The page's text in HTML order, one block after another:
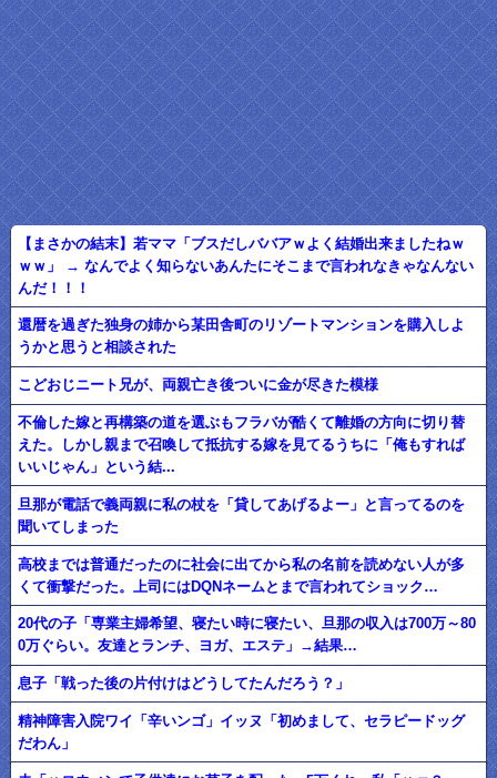
【まさかの結末】若ママ「ブスだしババアｗよく結婚出来ましたねｗ
ｗｗ」 → なんでよく知らないあんたにそこまで言われなきゃなんない
んだ！！！
還暦を過ぎた独身の姉から某田舎町のリゾートマンションを購入しよ
うかと思うと相談された
こどおじニート兄が、両親亡き後ついに金が尽きた模様
不倫した嫁と再構築の道を選ぶもフラバが酷くて離婚の方向に切り替
えた。しかし親まで召喚して抵抗する嫁を見てるうちに「俺もすれば
いいじゃん」という結...
旦那が電話で義両親に私の杖を「貸してあげるよー」と言ってるのを
聞いてしまった
高校までは普通だったのに社会に出てから私の名前を読めない人が多
くて衝撃だった。上司にはDQNネームとまで言われてショック…
20代の子「専業主婦希望、寝たい時に寝たい、旦那の収入は700万～80
0万ぐらい。友達とランチ、ヨガ、エステ」→結果…
息子「戦った後の片付けはどうしてたんだろう？」
精神障害入院ワイ「辛いンゴ」イッヌ「初めまして、セラピードッグ
だわん」